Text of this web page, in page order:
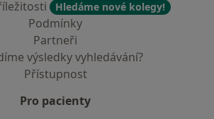
Hledáme nové kolegy!
Podmínky
Partneři
výsledky vyhledávání?
Přístupnost
Pro pacienty